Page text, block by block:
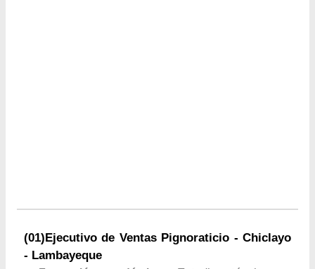
(01)Ejecutivo de Ventas Pignoraticio - Chiclayo
- Lambayeque